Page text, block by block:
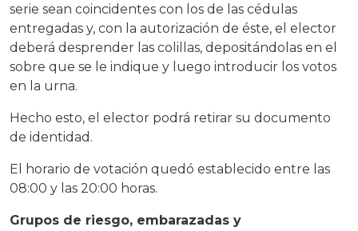
serie sean coincidentes con los de las cédulas
entregadas y, con la autorización de éste, el elector
deberá desprender las colillas, depositándolas en el
sobre que se le indique y luego introducir los votos
en la urna.
Hecho esto, el elector podrá retirar su documento
de identidad.
El horario de votación quedó establecido entre las
08:00 y las 20:00 horas.
Grupos de riesgo, embarazadas y